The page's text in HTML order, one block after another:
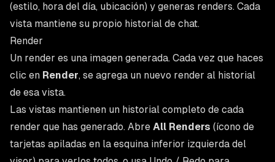
(estilo, hora del día, ubicación) y generas renders. Cada
vista mantiene su propio historial de chat.
Render
Un render es una imagen generada. Cada vez que haces
clic en Render, se agrega un nuevo render al historial
de esa vista.
Las vistas mantienen un historial completo de cada
render que has generado. Abre All Renders (ícono de
tarjetas apiladas en la esquina inferior izquierda del